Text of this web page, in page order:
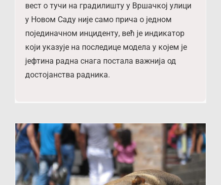
вест о тучи на градилишту у Вршачкој улици
у Новом Саду није само прича о једном
појединачном инциденту, већ је индикатор
који указује на последице модела у којем је
јефтина радна снага постала важнија од
достојанства радника.